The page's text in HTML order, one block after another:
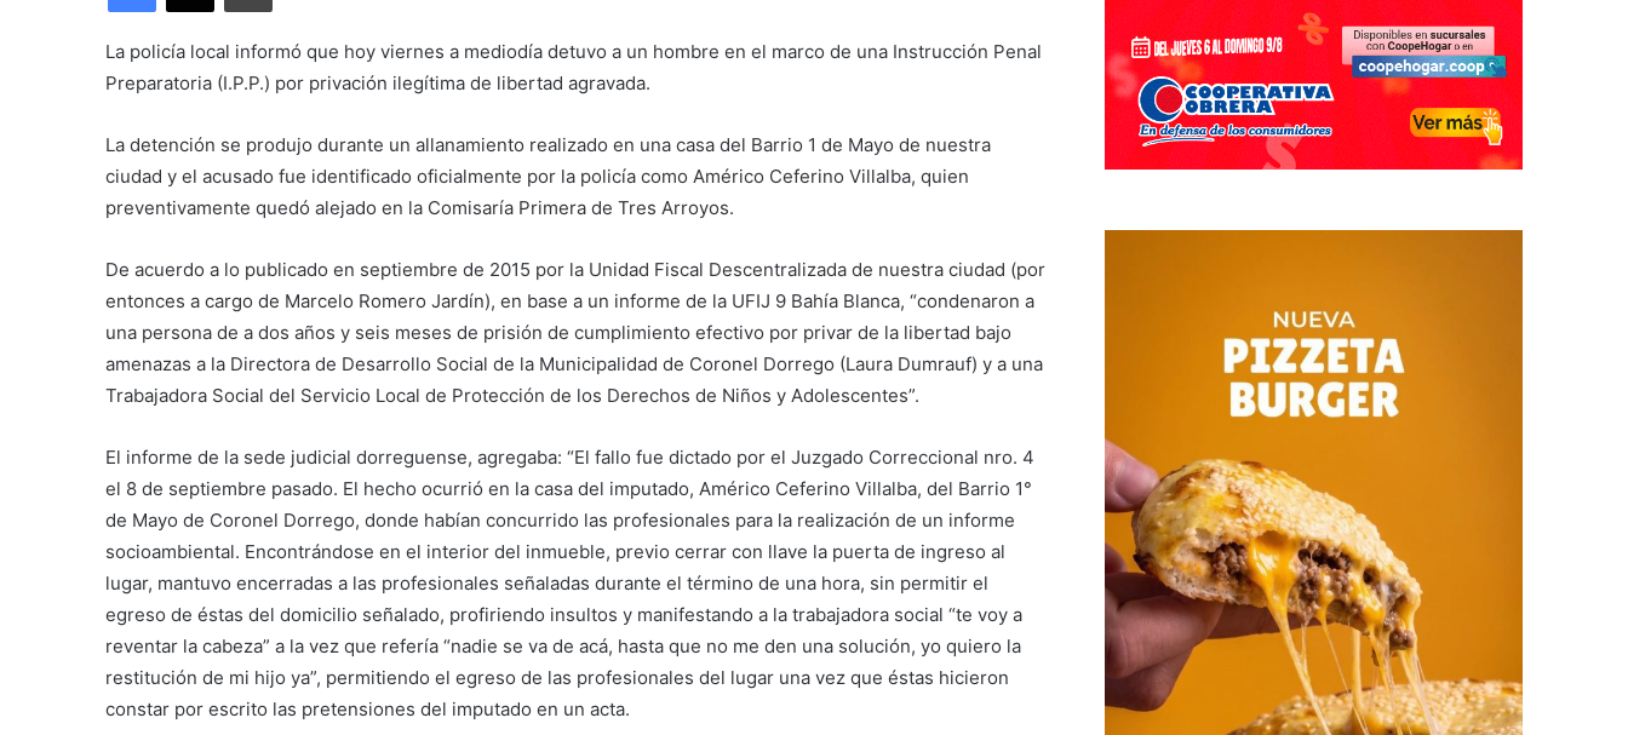
La policía local informó que hoy viernes a mediodía detuvo a un hombre en el marco de una Instrucción Penal
Preparatoria (I.P.P.) por privación ilegítima de libertad agravada.
La detención se produjo durante un allanamiento realizado en una casa del Barrio 1 de Mayo de nuestra
ciudad y el acusado fue identificado oficialmente por la policía como Américo Ceferino Villalba, quien
preventivamente quedó alejado en la Comisaría Primera de Tres Arroyos.
De acuerdo a lo publicado en septiembre de 2015 por la Unidad Fiscal Descentralizada de nuestra ciudad (por
entonces a cargo de Marcelo Romero Jardín), en base a un informe de la UFIJ 9 Bahía Blanca, “condenaron a
una persona de a dos años y seis meses de prisión de cumplimiento efectivo por privar de la libertad bajo
amenazas a la Directora de Desarrollo Social de la Municipalidad de Coronel Dorrego (Laura Dumrauf) y a una
Trabajadora Social del Servicio Local de Protección de los Derechos de Niños y Adolescentes”.
El informe de la sede judicial dorreguense, agregaba: “El fallo fue dictado por el Juzgado Correccional nro. 4
el 8 de septiembre pasado. El hecho ocurrió en la casa del imputado, Américo Ceferino Villalba, del Barrio 1°
de Mayo de Coronel Dorrego, donde habían concurrido las profesionales para la realización de un informe
socioambiental. Encontrándose en el interior del inmueble, previo cerrar con llave la puerta de ingreso al
lugar, mantuvo encerradas a las profesionales señaladas durante el término de una hora, sin permitir el
egreso de éstas del domicilio señalado, profiriendo insultos y manifestando a la trabajadora social “te voy a
reventar la cabeza” a la vez que refería “nadie se va de acá, hasta que no me den una solución, yo quiero la
restitución de mi hijo ya”, permitiendo el egreso de las profesionales del lugar una vez que éstas hicieron
constar por escrito las pretensiones del imputado en un acta.